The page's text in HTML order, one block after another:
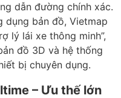
dẫn đường chính xác.
dụng bản đồ, Vietmap
lý lái xe thông minh”,
đồ 3D và hệ thống
bị chuyên dụng.
– Ưu thế lớn